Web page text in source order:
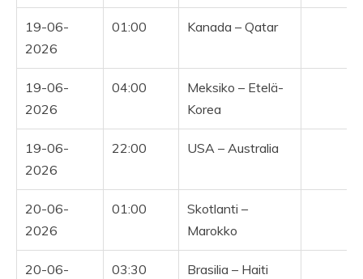
19-06-
2026
01:00 Kanada – Qatar
19-06-
2026
04:00
Meksiko – Etelä-
Korea
19-06-
2026
22:00 USA – Australia
20-06-
2026
01:00
Skotlanti –
Marokko
20-06-
03:30 Brasilia – Haiti